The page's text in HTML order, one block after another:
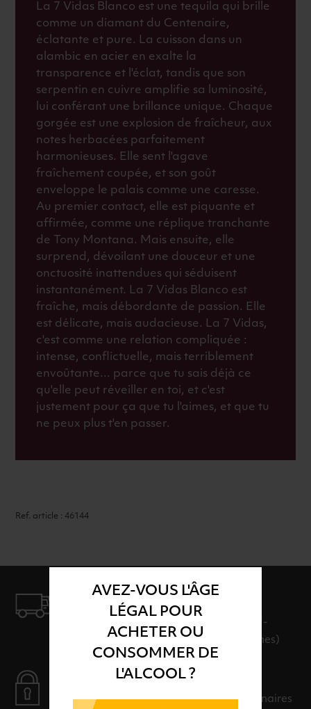
AVEZ-VOUS L'ÂGE
LÉGAL POUR
ACHETER OU
CONSOMMER DE
L'ALCOOL ?
40°
70cl
La 7 Vidas Blanco est une tequila qui brille
comme un diamant du Centenaire,
éclatante et pure. La cuisson dans un
alambic en acier en exalte la
transparence et l'éclat, tandis que son
serpentin en cuivre amplifie sa luminosité,
lui conférant une brillance unique. Chaque
gorgée est une explosion de fraîcheur, aux
notes herbacées parfaitement
harmonieuses. Elle sent l'agave
fraîchement coupée, et son goût
enveloppe le palais comme une caresse.
Au premier contact, elle est piquante et
affirmée, comme une réplique tranchante
de Tony Montana. Mais ensuite, elle
surprend, dévoilant une douceur et une
onctuosité inattendues qui séduisent
instantanément. La 7 Vidas Blanco est
fraîche, mais débordante de passion. Elle
est délicate, mais audacieuse. La 7 Vidas,
c'est comme une relation compliquée :
intense, conflictuelle, mais terriblement
envoûtante... parce que tu sais déjà ce
qu'elle peut réveiller en toi, et c'est
justement pour ça que tu l'aimes, et que tu
ne peux plus t'en passer.
Ref. article : 46144
LIVRAISON
LIVRAISON EN 24H ET GRATUITE AU-
DELÀ DE 100€ D'ACHAT (hors consignes)
PAIEMENT SÉCURISÉ
Payer en toute sérénité avec nos partenaires